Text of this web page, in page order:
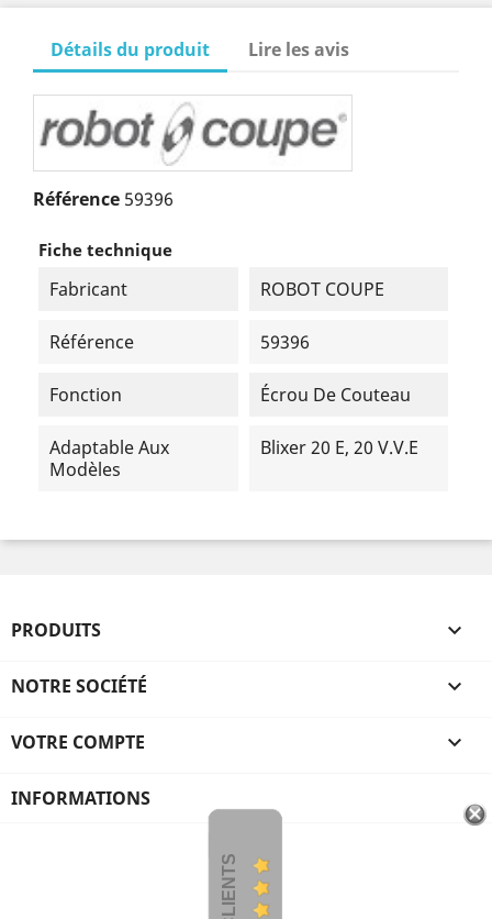
Détails du produit Lire les avis
Référence 59396
Fiche technique
Fabricant ROBOT COUPE
Référence 59396
Fonction Écrou De Couteau
Adaptable Aux
Modèles
Blixer 20 E, 20 V.V.E
PRODUITS 
NOTRE SOCIÉTÉ 
VOTRE COMPTE 
INFORMATIONS